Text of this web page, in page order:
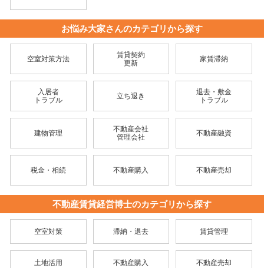
お悩み大家さんのカテゴリから探す
空室対策方法
賃貸契約
更新
家賃滞納
入居者
トラブル
立ち退き
退去・敷金
トラブル
建物管理
不動産会社
管理会社
不動産融資
税金・相続 不動産購入 不動産売却
不動産賃貸経営博士のカテゴリから探す
空室対策 滞納・退去 賃貸管理
土地活用 不動産購入 不動産売却